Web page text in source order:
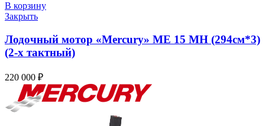
В корзину
Закрыть
Лодочный мотор «Mercury» ME 15 MH (294см*3)
(2-х тактный)
220 000 ₽